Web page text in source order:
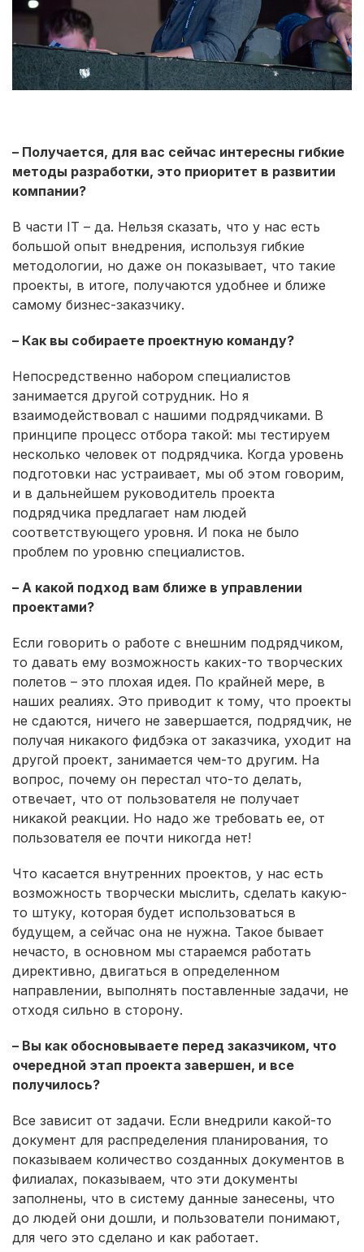
– Получается, для вас сейчас интересны гибкие
методы разработки, это приоритет в развитии
компании?
В части IT – да. Нельзя сказать, что у нас есть
большой опыт внедрения, используя гибкие
методологии, но даже он показывает, что такие
проекты, в итоге, получаются удобнее и ближе
самому бизнес-заказчику.
– Как вы собираете проектную команду?
Непосредственно набором специалистов
занимается другой сотрудник. Но я
взаимодействовал с нашими подрядчиками. В
принципе процесс отбора такой: мы тестируем
несколько человек от подрядчика. Когда уровень
подготовки нас устраивает, мы об этом говорим,
и в дальнейшем руководитель проекта
подрядчика предлагает нам людей
соответствующего уровня. И пока не было
проблем по уровню специалистов.
– А какой подход вам ближе в управлении
проектами?
Если говорить о работе с внешним подрядчиком,
то давать ему возможность каких-то творческих
полетов – это плохая идея. По крайней мере, в
наших реалиях. Это приводит к тому, что проекты
не сдаются, ничего не завершается, подрядчик, не
получая никакого фидбэка от заказчика, уходит на
другой проект, занимается чем-то другим. На
вопрос, почему он перестал что-то делать,
отвечает, что от пользователя не получает
никакой реакции. Но надо же требовать ее, от
пользователя ее почти никогда нет!
Что касается внутренних проектов, у нас есть
возможность творчески мыслить, сделать какую-
то штуку, которая будет использоваться в
будущем, а сейчас она не нужна. Такое бывает
нечасто, в основном мы стараемся работать
директивно, двигаться в определенном
направлении, выполнять поставленные задачи, не
отходя сильно в сторону.
– Вы как обосновываете перед заказчиком, что
очередной этап проекта завершен, и все
получилось?
Все зависит от задачи. Если внедрили какой-то
документ для распределения планирования, то
показываем количество созданных документов в
филиалах, показываем, что эти документы
заполнены, что в систему данные занесены, что
до людей они дошли, и пользователи понимают,
для чего это сделано и как работает.